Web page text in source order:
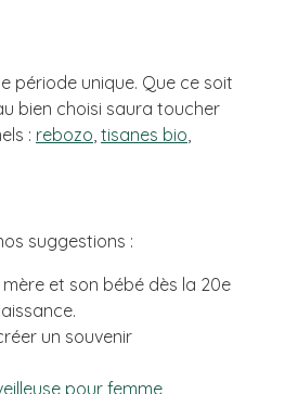
période unique. Que ce soit
bien choisi saura toucher
: rebozo, tisanes bio,
suggestions :
et son bébé dès la 20e
un souvenir
pour femme